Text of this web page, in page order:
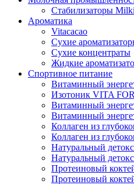
Стабилизаторы
Ароматика
Vitacacao
Сухие
Сухие концентраты
Жидкие
Спортивное питание
Витаминный
Изотоник VITA
Витаминный
Витаминный
Коллаген из
Коллаген из
Натуральный
Натуральный
Протеиновый
Протеиновый